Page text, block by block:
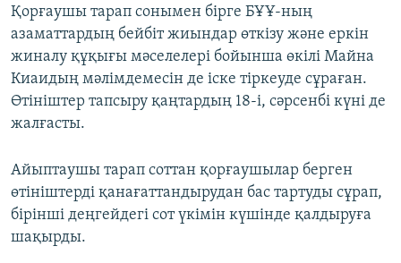
Қорғаушы тарап сонымен бірге БҰҰ-ның
азаматтардың бейбіт жиындар өткізу және еркін
жиналу құқығы мәселелері бойынша өкілі Майна
Киаидың мәлімдемесін де іске тіркеуде сұраған.
Өтініштер тапсыру қаңтардың 18-і, сәрсенбі күні де
жалғасты.
Айыптаушы тарап соттан қорғаушылар берген
өтініштерді қанағаттандырудан бас тартуды сұрап,
бірінші деңгейдегі сот үкімін күшінде қалдыруға
шақырды.